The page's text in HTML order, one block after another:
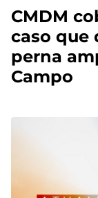
CMDM
caso que
perna
Campo